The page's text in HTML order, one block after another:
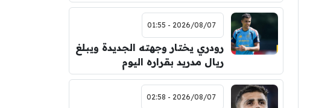
2026/08/07 - 01:55
رودري يختار وجهته الجديدة ويبلغ
ريال مدريد بقراره اليوم
2026/08/07 - 02:58